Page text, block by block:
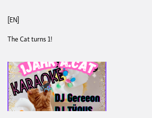
[EN]
The Cat turns 1!